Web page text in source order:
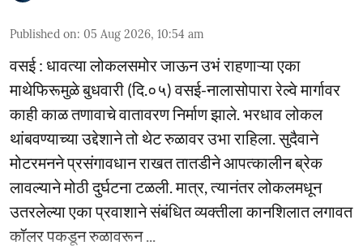
Published on: 05 Aug 2026, 10:54 am
वसई : धावत्या लोकलसमोर जाऊन उभं राहणाऱ्या एका
माथेफिरूमुळे बुधवारी (दि.०५) वसई-नालासोपारा रेल्वे मार्गावर
काही काळ तणावाचे वातावरण निर्माण झाले. भरधाव लोकल
थांबवण्याच्या उद्देशाने तो थेट रुळावर उभा राहिला. सुदैवाने
मोटरमनने प्रसंगावधान राखत तातडीने आपत्कालीन ब्रेक
लावल्याने मोठी दुर्घटना टळली. मात्र, त्यानंतर लोकलमधून
उतरलेल्या एका प्रवाशाने संबंधित व्यक्तीला कानशिलात लगावत
कॉलर पकडून रुळावरून ...